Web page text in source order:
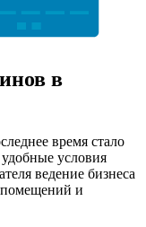
в
время стало
условия
ведение бизнеса
помещений и